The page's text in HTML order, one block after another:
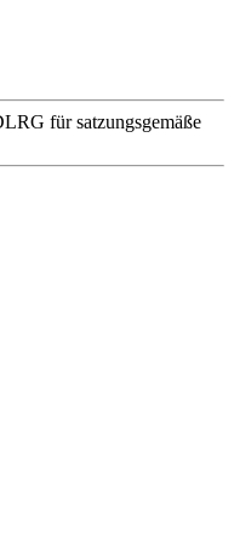
für satzungsgemäße